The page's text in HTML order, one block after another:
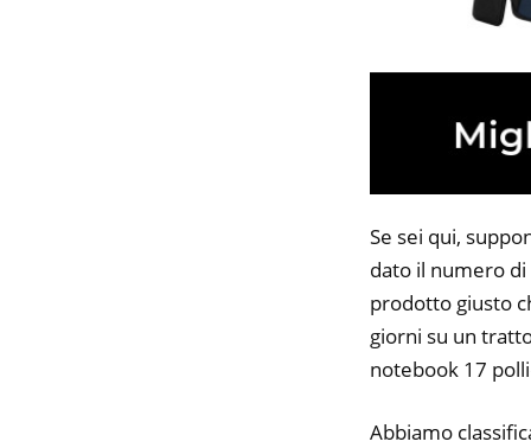
Se sei qui,
dato il numero
prodotto giusto
giorni su un
notebook 17
Abbiamo